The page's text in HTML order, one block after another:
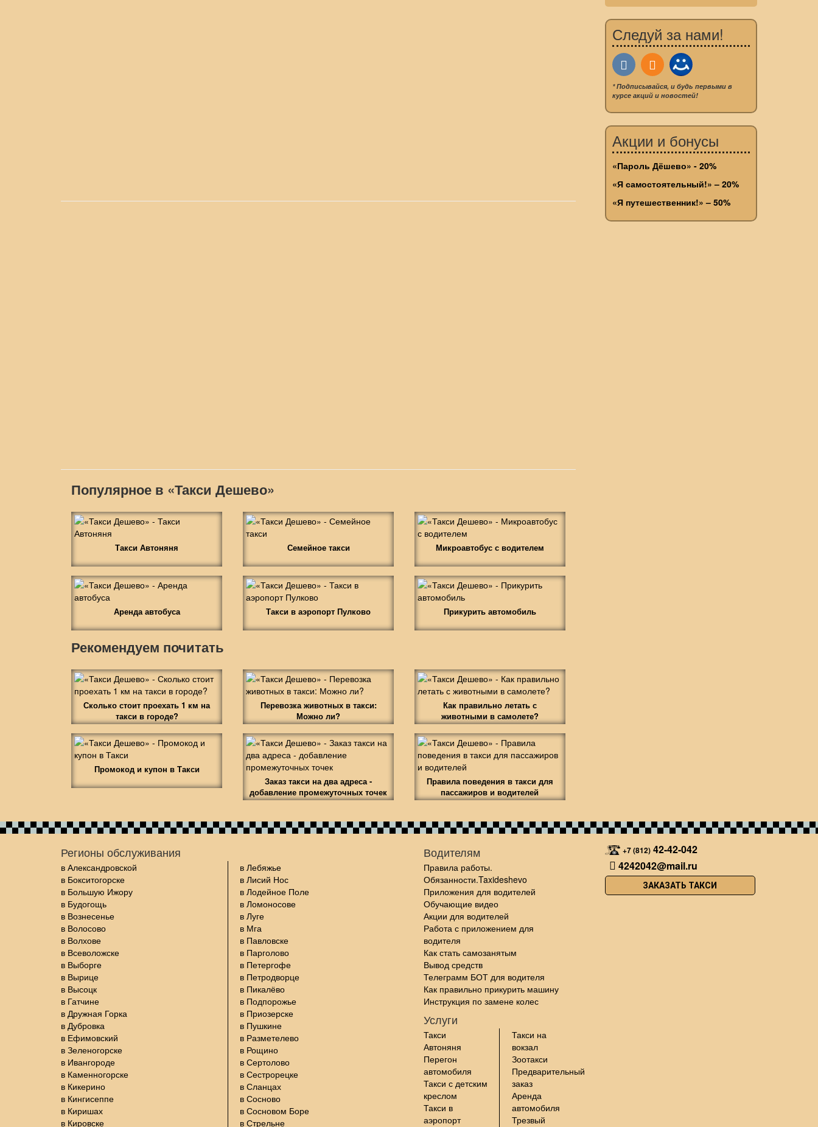
Популярное в «Такси Дешево»
Такси Автоняня Семейное такси Микроавтобус с водителем
Аренда автобуса Такси в аэропорт Пулково Прикурить автомобиль
Рекомендуем почитать
Сколько стоит проехать 1 км на
такси в городе?
Перевозка животных в такси:
Можно ли?
Как правильно летать с
животными в самолете?
Промокод и купон в Такси
Заказ такси на два адреса -
добавление промежуточных точек
Правила поведения в такси для
пассажиров и водителей
Следуй за нами!
* Подписывайся, и будь первыми в
курсе акций и новостей!
Акции и бонусы
«Пароль Дёшево» - 20%
«Я самостоятельный!» – 20%
«Я путешественник!» – 50%
Регионы обслуживания
в Александровской
в Бокситогорске
в Большую Ижору
в Будогощь
в Вознесенье
в Волосово
в Волхове
в Всеволожске
в Выборге
в Вырице
в Высоцк
в Гатчине
в Дружная Горка
в Дубровка
в Ефимовский
в Зеленогорске
в Ивангороде
в Каменногорске
в Кикерино
в Кингисеппе
в Киришах
в Кировске
в Лебяжье
в Лисий Нос
в Лодейное Поле
в Ломоносове
в Луге
в Мга
в Павловске
в Парголово
в Петергофе
в Петродворце
в Пикалёво
в Подпорожье
в Приозерске
в Пушкине
в Разметелево
в Рощино
в Сертолово
в Сестрорецке
в Сланцах
в Сосново
в Сосновом Боре
в Стрельне
Водителям
Правила работы.
Обязанности.Taxideshevo
Приложения для водителей
Обучающие видео
Акции для водителей
Работа с приложением для
водителя
Как стать самозанятым
Вывод средств
Телеграмм БОТ для водителя
Как правильно прикурить машину
Инструкция по замене колес
Услуги
Такси
Автоняня
Перегон
автомобиля
Такси с детским
креслом
Такси в
аэропорт
Такси на
вокзал
Зоотакси
Предварительный
заказ
Аренда
автомобиля
Трезвый
+7 (812) 42-42-042
4242042@mail.ru
ЗАКАЗАТЬ ТАКСИ